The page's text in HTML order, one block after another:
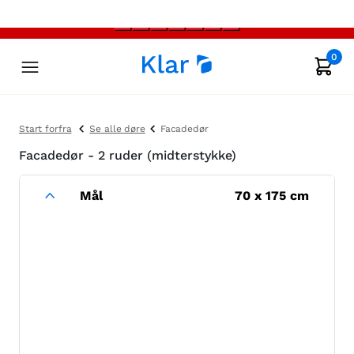
0
Start forfra Se alle døre Facadedør
Facadedør - 2 ruder (midterstykke)
Mål 70 x 175 cm